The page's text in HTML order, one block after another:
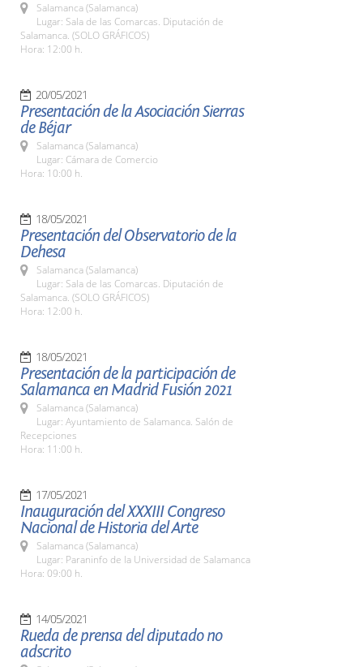
Salamanca (Salamanca)
Lugar: Sala de las Comarcas. Diputación de
Salamanca. (SOLO GRÁFICOS)
Hora: 12:00 h.
20/05/2021
Presentación de la Asociación Sierras
de Béjar
Salamanca (Salamanca)
Lugar: Cámara de Comercio
Hora: 10:00 h.
18/05/2021
Presentación del Observatorio de la
Dehesa
Salamanca (Salamanca)
Lugar: Sala de las Comarcas. Diputación de
Salamanca. (SOLO GRÁFICOS)
Hora: 12:00 h.
18/05/2021
Presentación de la participación de
Salamanca en Madrid Fusión 2021
Salamanca (Salamanca)
Lugar: Ayuntamiento de Salamanca. Salón de
Recepciones
Hora: 11:00 h.
17/05/2021
Inauguración del XXXIII Congreso
Nacional de Historia del Arte
Salamanca (Salamanca)
Lugar: Paraninfo de la Universidad de Salamanca
Hora: 09:00 h.
14/05/2021
Rueda de prensa del diputado no
adscrito